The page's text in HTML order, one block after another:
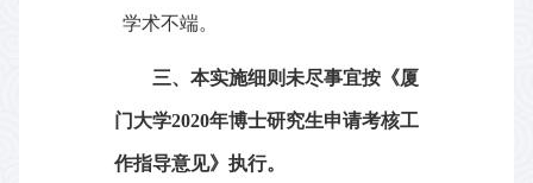
学术不端。
三、本实施细则未尽事宜按《厦
门大学2020年博士研究生申请考核工
作指导意见》执行。